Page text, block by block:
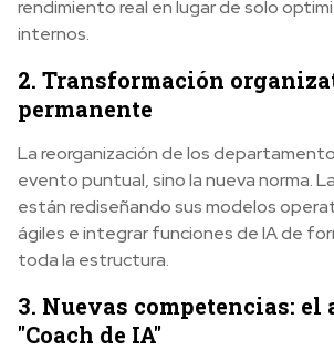
rendimiento real en lugar de solo
internos.
2. Transformación
permanente
La reorganización de los
evento puntual, sino la nueva norma.
están rediseñando sus modelos
ágiles e integrar funciones de IA de
toda la estructura.
3. Nuevas competencias: el
"Coach de IA"